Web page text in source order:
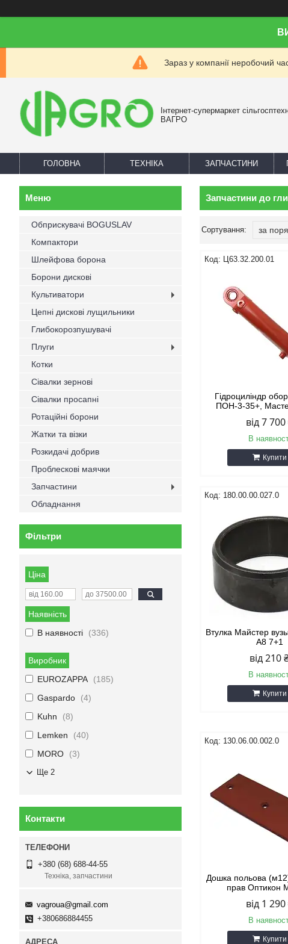
Зараз у компанії неробочий
Інтернет-супермаркет
ВАГРО
ГОЛОВНА ТЕХНІКА ЗАПЧАСТИНИ
Запчастини до
Ц63.32.200.01
Гідроциліндр
ПОН-3-35+,
від 7
В
Купити
180.00.00.027.0
Втулка Майстер
А8 7+1
від 210
В
Купити
130.06.00.002.0
Дошка польова
прав Оптикон
від 1
В
Купити
Обприскувачі BOGUSLAV
Компактори
Шлейфова борона
Борони дискові
Культиватори
Цепні дискові лущильники
Глибокорозпушувачі
Плуги
Котки
Сівалки зернові
Сівалки просапні
Ротаційні борони
Жатки та візки
Розкидачі добрив
Проблескові маячки
Запчастини
Обладнання
Фільтри
Ціна
Наявність
В наявності
336
Виробник
EUROZAPPA
185
Gaspardo
4
Kuhn
8
Lemken
40
MORO
3
Ще 2
Контакти
+380 (68) 688-44-55
Техніка, запчастини
vagroua@gmail.com
+380686884455